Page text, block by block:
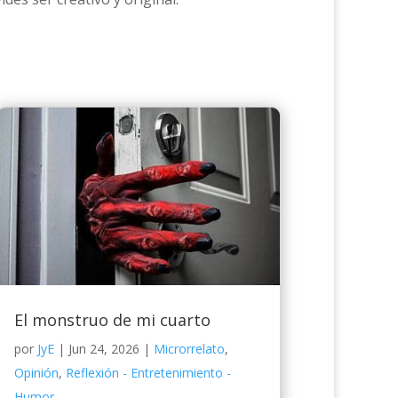
El monstruo de mi cuarto
por JyE| Jun 24, 2026 | Microrrelato,
Opinión, Reflexión - Entretenimiento -